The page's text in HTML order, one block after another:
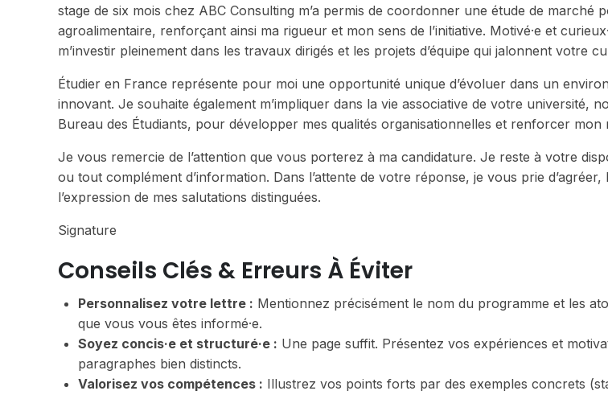
stage de six mois chez ABC Consulting m’a permis de coordonner une étude de marché
agroalimentaire, renforçant ainsi ma rigueur et mon sens de l’initiative. Motivé·e et
m’investir pleinement dans les travaux dirigés et les projets d’équipe qui jalonnent votre
Étudier en France représente pour moi une opportunité unique d’évoluer dans un
innovant. Je souhaite également m’impliquer dans la vie associative de votre université,
Bureau des Étudiants, pour développer mes qualités organisationnelles et renforcer mon
Je vous remercie de l’attention que vous porterez à ma candidature. Je reste à votre
ou tout complément d’information. Dans l’attente de votre réponse, je vous prie
l’expression de mes salutations distinguées.
Signature
Conseils Clés & Erreurs À Éviter
Personnalisez votre lettre : Mentionnez précisément le nom du programme et les
que vous vous êtes informé·e.
Soyez concis·e et structuré·e : Une page suffit. Présentez vos expériences et
paragraphes bien distincts.
Valorisez vos compétences : Illustrez vos points forts par des exemples concrets